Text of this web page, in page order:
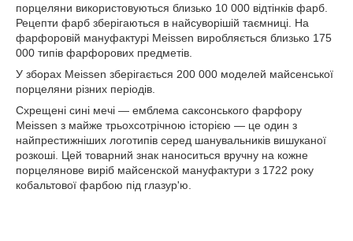
порцеляни використовуються близько 10 000 відтінків фарб.
Рецепти фарб зберігаються в найсуворішій таємниці. На
фарфоровій мануфактурі Meissen виробляється близько 175
000 типів фарфорових предметів.
У зборах Meissen зберігається 200 000 моделей майсенської
порцеляни різних періодів.
Схрещені сині мечі — емблема саксонського фарфору
Meissen з майже трьохсотрічною історією — це один з
найпрестижніших логотипів серед шанувальників вишуканої
розкоші. Цей товарний знак наноситься вручну на кожне
порцелянове виріб майсенской мануфактури з 1722 року
кобальтової фарбою під глазур'ю.